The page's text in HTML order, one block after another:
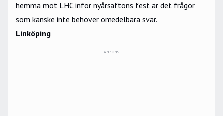
hemma mot LHC inför nyårsaftons fest är det frågor
som kanske inte behöver omedelbara svar.
Linköping
ANNONS